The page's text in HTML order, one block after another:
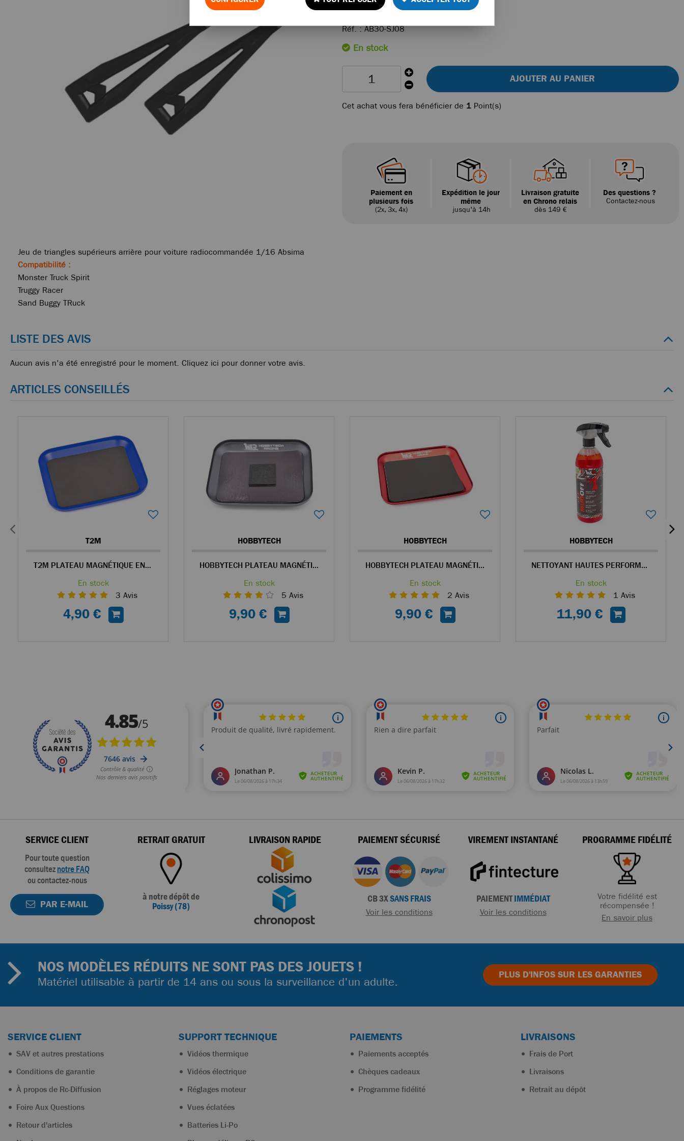
5,90 €TTC
Réf. :AB30-SJ08
En stock
AJOUTER AU PANIER
Cet achat vous fera bénéficier de 1 Point(s)
Paiement en
plusieurs fois
(2x, 3x, 4x)
Expédition le jour
même
jusqu'à 14h
Livraison gratuite
en Chrono relais
dès 149 €
Des questions ?
Contactez-nous
Jeu de triangles supérieurs arrière pour voiture radiocommandée 1/16 Absima
Compatibilité :
Monster Truck Spirit
Truggy Racer
Sand Buggy TRuck
LISTE DES AVIS
Aucun avis n'a été enregistré pour le moment. Cliquez ici pour donner votre avis.
ARTICLES CONSEILLÉS
T2M
T2M PLATEAU MAGNÉTIQUE EN ALU BLEU POUR VISSERIE
En stock
3 Avis
4,90 €
HOBBYTECH
HOBBYTECH PLATEAU MAGNÉTIQUE EN ALU GRIS POUR VISSERIE
En stock
5 Avis
9,90 €
HOBBYTECH
HOBBYTECH PLATEAU MAGNÉTIQUE EN ALU ROUGE POUR VISSERIE
En stock
2 Avis
9,90 €
HOBBYTECH
NETTOYANT HAUTES PERFORMANCES MUDOFF 750ML
En stock
1 Avis
11,90 €
SERVICE CLIENT
Pour toute question
consulteznotre FAQ
ou contactez-nous
PAR E-MAIL
RETRAIT GRATUIT
à notre dépôt de
Poissy (78)
LIVRAISON RAPIDE PAIEMENT SÉCURISÉ
CB 3XSANS FRAIS
Voir les conditions
VIREMENT INSTANTANÉ
PAIEMENTIMMÉDIAT
Voir les conditions
PROGRAMME FIDÉLITÉ
Votre fidélité est
récompensée !
En savoir plus
NOS MODÈLES RÉDUITS NE SONT PAS DES JOUETS !
Matériel utilisable à partir de 14 ans ou sous la surveillance d'un adulte.
PLUS D'INFOSSUR LES GARANTIES
SERVICE CLIENT
SAV et autres prestations
Conditions de garantie
À propos de Rc-Diffusion
Foire Aux Questions
Retour d'articles
SUPPORT TECHNIQUE
Vidéos thermique
Vidéos électrique
Réglages moteur
Vues éclatées
Batteries Li-Po
PAIEMENTS
Paiements acceptés
Chèques cadeaux
Programme fidélité
LIVRAISONS
Frais de Port
Livraisons
Retrait au dépôt